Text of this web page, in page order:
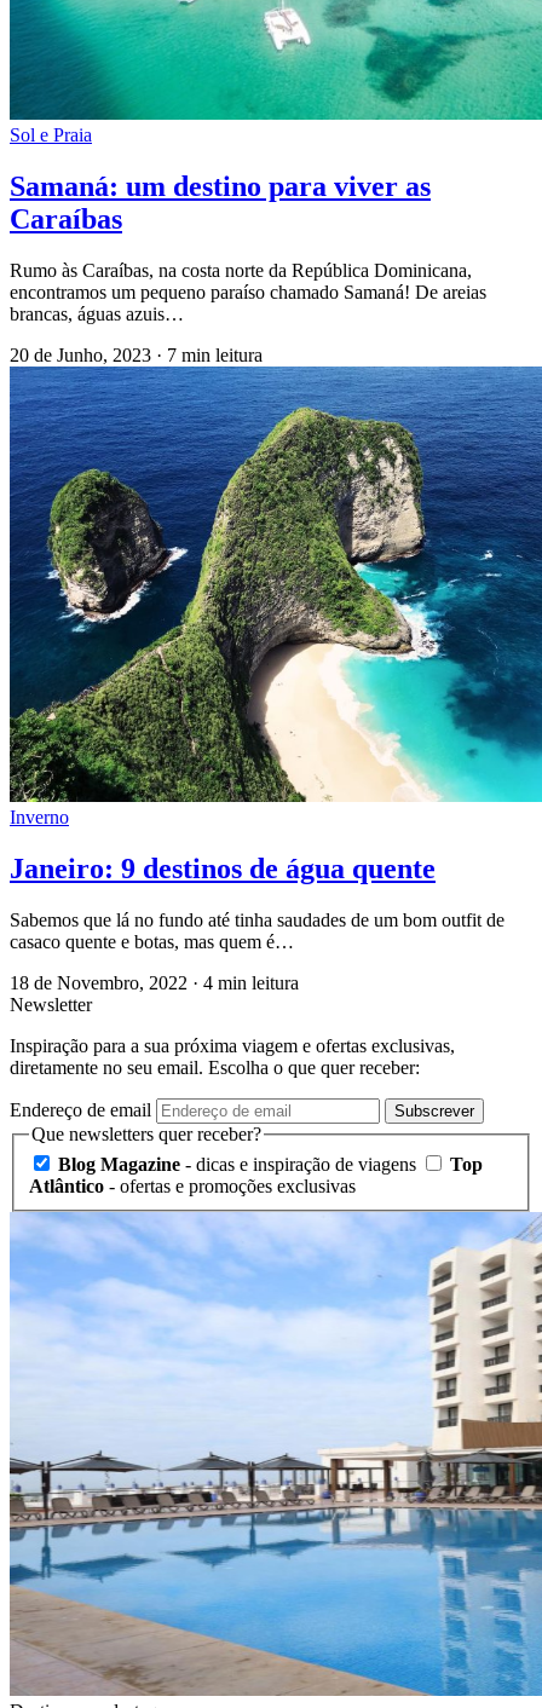
Sol e Praia
Samaná: um destino para viver as
Caraíbas
Rumo às Caraíbas, na costa norte da República Dominicana,
encontramos um pequeno paraíso chamado Samaná! De areias
brancas, águas azuis…
20 de Junho, 2023 · 7 min leitura
Inverno
Janeiro: 9 destinos de água quente
Sabemos que lá no fundo até tinha saudades de um bom outfit de
casaco quente e botas, mas quem é…
18 de Novembro, 2022 · 4 min leitura
Newsletter
Inspiração para a sua próxima viagem e ofertas exclusivas,
diretamente no seu email. Escolha o que quer receber:
Endereço de email Subscrever
Que newsletters quer receber?
Blog Magazine - dicas e inspiração de viagens
Top
Atlântico - ofertas e promoções exclusivas